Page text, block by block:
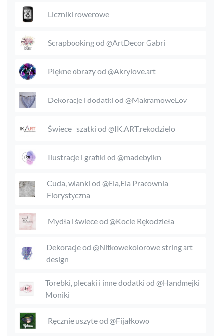
Liczniki rowerowe
Scrapbooking od @ArtDecor Gabri
Piękne obrazy od @Akrylove.art
Dekoracje i dodatki od @MakramoweLov
Świece i szatki od @IK.ART.rekodzielo
Ilustracje i grafiki od @madebyikn
Cuda, wianki od @Ela,Ela Pracownia
Florystyczna
Mydła i świece od @Kocie Rękodzieła
Dekoracje od @Nitkowekolorowe string art
design
Torebki, plecaki i inne dodatki od @Handmejki
Moniki
Ręcznie uszyte od @Fijałkowo